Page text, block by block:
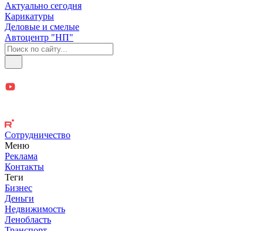
Актуально сегодня
Карикатуры
Деловые и смелые
Автоцентр "НП"
Сотрудничество
Меню
Реклама
Контакты
Теги
Бизнес
Деньги
Недвижимость
Ленобласть